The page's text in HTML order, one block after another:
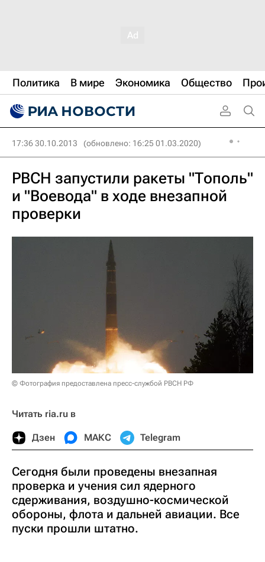
Политика В мире Экономика Общество
17:36 30.10.2013 (обновлено: 16:25 01.03.2020)
РВСН запустили ракеты "Тополь"
и "Воевода" в ходе внезапной
проверки
© Фотография предоставлена пресс-службой РВСН РФ
Читать ria.ru в
Дзен МАКС Telegram
Сегодня были проведены внезапная
проверка и учения сил ядерного
сдерживания, воздушно-космической
обороны, флота и дальней авиации. Все
пуски прошли штатно.